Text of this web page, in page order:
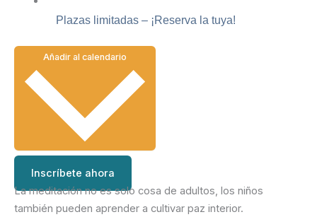
Plazas limitadas – ¡Reserva la tuya!
Inscríbete ahora
La meditación no es solo cosa de adultos, los niños
también pueden aprender a cultivar paz interior.